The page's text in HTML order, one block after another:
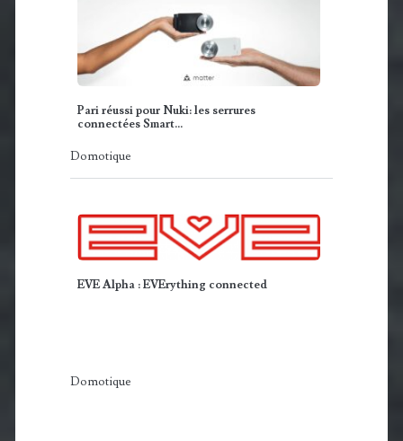
Pari réussi pour Nuki: les serrures
connectées Smart…
Domotique
EVE Alpha : EVErything connected
Domotique